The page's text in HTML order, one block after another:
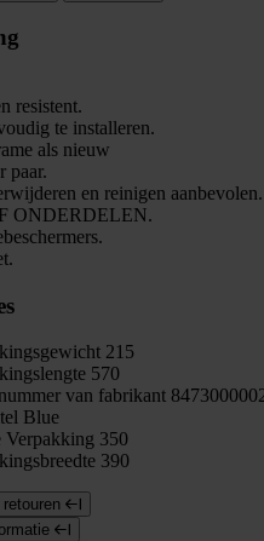
resistent.
te installeren.
als nieuw
paar.
en reinigen aanbevolen.
ONDERDELEN.
215
570
van fabrikant
Blue
Verpakking 350
390